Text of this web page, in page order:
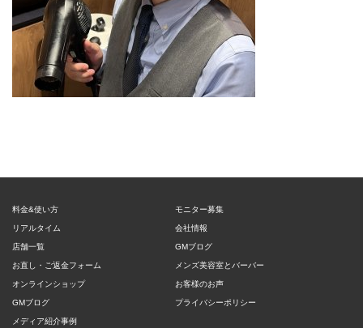
料金&使い方
リアルタイム
店舗一覧
お直し・ご返金フォーム
オンラインショップ
GMブログ
メディア紹介事例
モニター募集
会社情報
GMブログ
メンズ美容室とバーバー
お客様のお声
プライバシーポリシー